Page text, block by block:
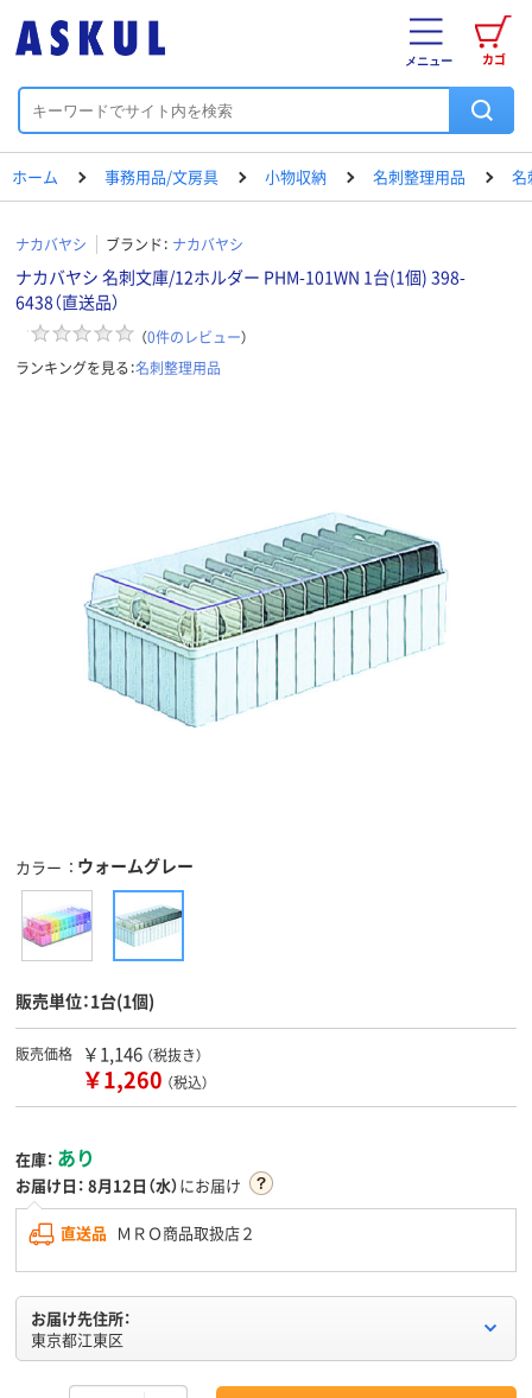
カゴ
メニュー
ホーム 事務用品/文房具 小物収納 名刺整理用品 名
ナカバヤシ ブランド： ナカバヤシ
ナカバヤシ 名刺文庫/12ホルダー PHM-101WN 1台(1個) 398-
6438（直送品）
（0件のレビュー）
ランキングを見る：名刺整理用品
カラー ウォームグレー
販売単位：1台(1個)
販売価格 ￥1,146 （税抜き）
￥1,260 （税込）
在庫： あり
お届け日： 8月12日（水）にお届け
直送品 ＭＲＯ商品取扱店２
お届け先住所：
東京都江東区